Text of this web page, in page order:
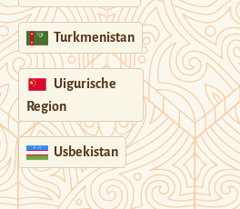
Turkmenistan
Uigurische
Region
Usbekistan